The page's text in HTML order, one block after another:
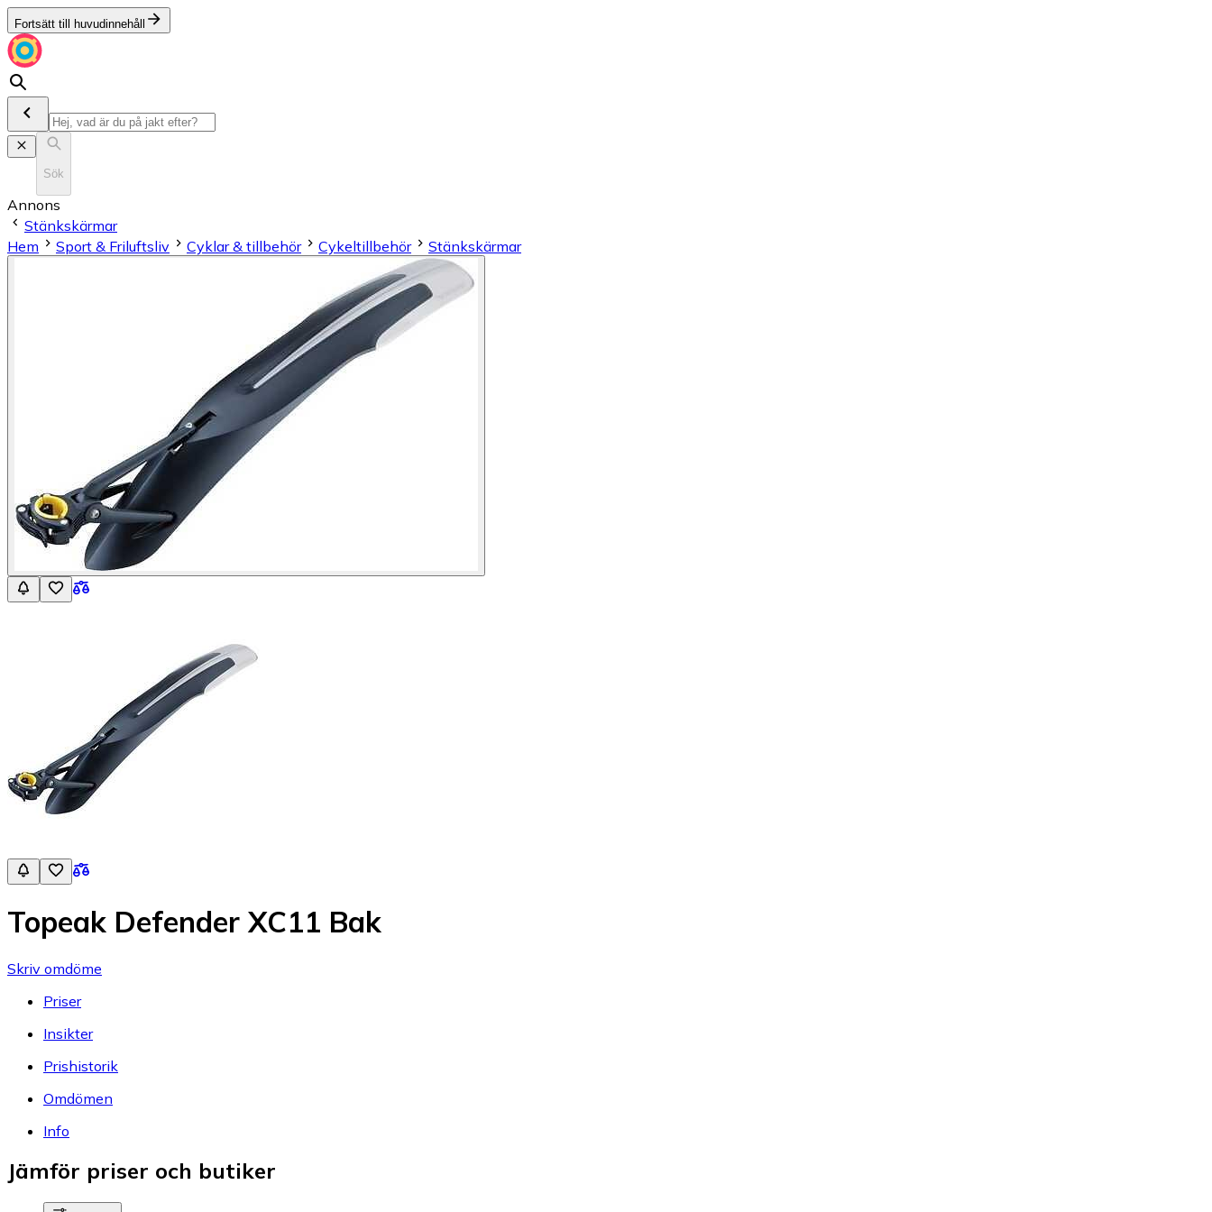
Fortsätt till huvudinnehåll
Sök
Annons
Stänkskärmar
Hem
Sport & Friluftsliv Cyklar & tillbehör Cykeltillbehör Stänkskärmar
Topeak Defender XC11 Bak
Skriv omdöme
Priser
Insikter
Prishistorik
Omdömen
Info
Jämför priser och butiker